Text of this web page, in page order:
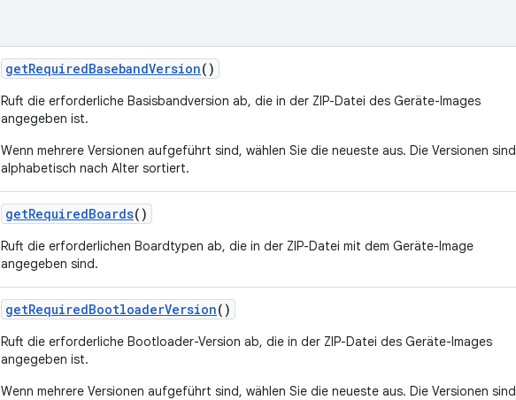
getRequiredBasebandVersion()
Ruft die erforderliche Basisbandversion ab, die in der ZIP-Datei des Geräte-Images
angegeben ist.
Wenn mehrere Versionen aufgeführt sind, wählen Sie die neueste aus. Die Versionen sind
alphabetisch nach Alter sortiert.
getRequiredBoards()
Ruft die erforderlichen Boardtypen ab, die in der ZIP-Datei mit dem Geräte-Image
angegeben sind.
getRequiredBootloaderVersion()
Ruft die erforderliche Bootloader-Version ab, die in der ZIP-Datei des Geräte-Images
angegeben ist.
Wenn mehrere Versionen aufgeführt sind, wählen Sie die neueste aus. Die Versionen sind